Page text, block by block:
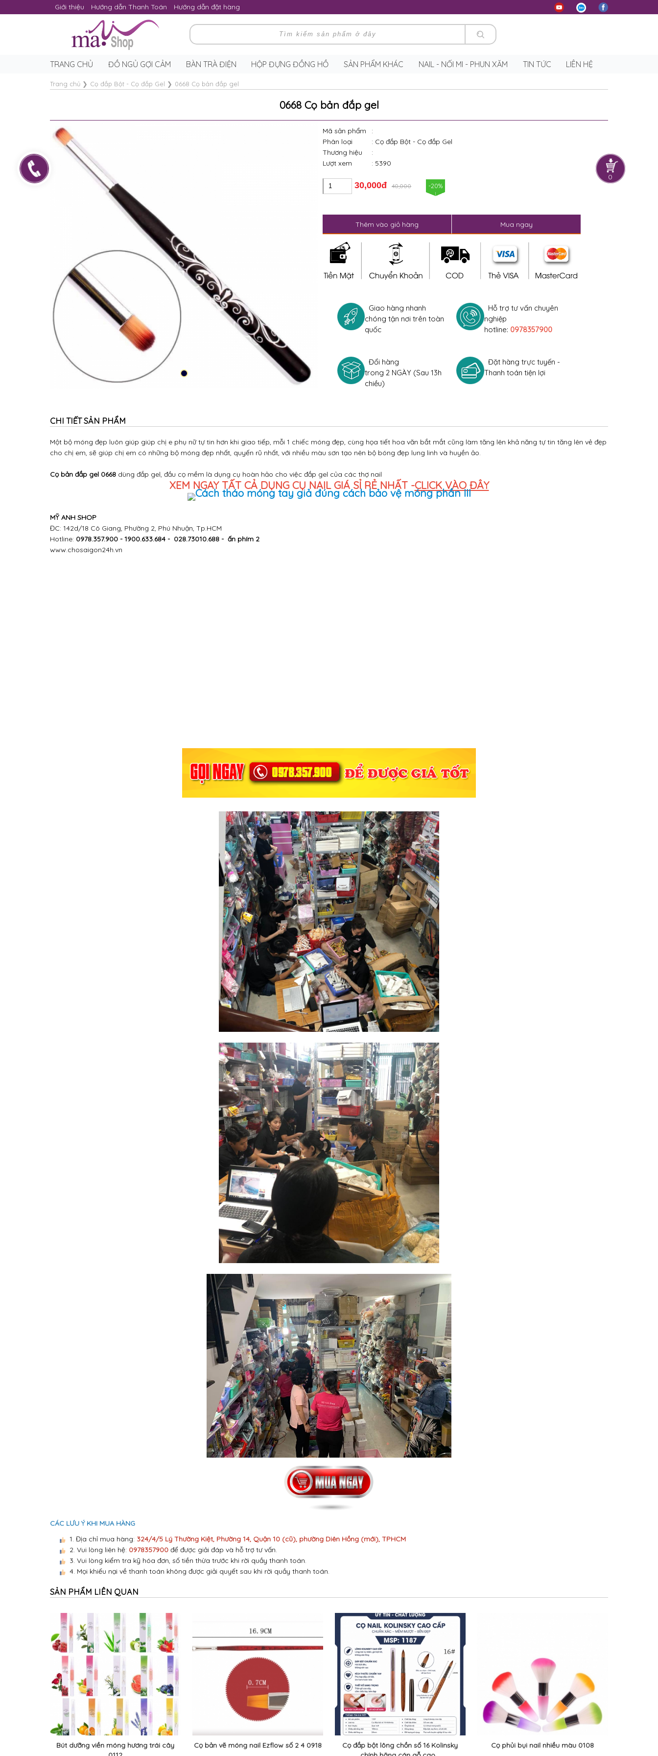
Giới thiệu Hướng dẫn Thanh Toán Hướng dẫn đặt hàng
0
TRANG CHỦ ĐỒ NGỦ GỢI CẢM BÀN TRÀ ĐIỆN HỘP ĐỰNG ĐỒNG HỒ SẢN PHẨM KHÁC NAIL - NỐI MI - PHUN XĂM TIN TỨC LIÊN HỆ
Trang chủ ❯ Cọ đắp Bột - Cọ đắp Gel ❯ 0668 Cọ bản đắp gel
0668 Cọ bản đắp gel
Mã sản phẩm
:
Phân loại
: Cọ đắp Bột - Cọ đắp Gel
Thương hiệu
:
Lượt xem
: 5390
30,000đ 40,000 -20%
Thêm vào giỏ hàng Mua ngay
Giao hàng nhanh
chóng tận nơi trên toàn
quốc
Hỗ trợ tư vấn chuyên
nghiệp
hotline: 0978357900
Đổi hàng
trong 2 NGÀY (Sau 13h
chiều)
Đặt hàng trực tuyến -
Thanh toán tiện lợi
CHI TIẾT SẢN PHẨM
Một bộ móng đẹp luôn giúp giúp chị e phụ nữ tự tin hơn khi giao tiếp, mỗi 1 chiếc móng đẹp, cùng họa tiết hoa văn bắt mắt cũng làm tăng lên khả năng tự tin tăng lên vẻ đẹp
cho chị em, sẽ giúp chị em có những bộ móng đẹp nhất, quyến rũ nhất, với nhiều màu sơn tạo nên bộ bóng đẹp lung linh và huyền ảo.
Cọ bản đắp gel 0668 dùng đắp gel, đầu cọ mềm là dụng cụ hoàn hảo cho việc đắp gel của các thợ nail
XEM NGAY TẤT CẢ DỤNG CỤ NAIL GIÁ SỈ RẺ NHẤT -CLICK VÀO ĐÂY
MỸ ANH SHOP
ĐC: 142d/18 Cô Giang, Phường 2, Phú Nhuận, Tp.HCM
Hotline: 0978.357.900 - 1900.633.684 - 028.73010.688 - ấn phím 2
www.chosaigon24h.vn
CÁC LƯU Ý KHI MUA HÀNG
1. Địa chỉ mua hàng: 324/4/5 Lý Thường Kiệt, Phường 14, Quận 10 (cũ), phường Diên Hồng (mới), TPHCM
2. Vui lòng liên hệ: 0978357900 để được giải đáp và hỗ trợ tư vấn.
3. Vui lòng kiểm tra kỹ hóa đơn, số tiền thừa trước khi rời quầy thanh toán.
4. Mọi khiếu nại về thanh toán không được giải quyết sau khi rời quầy thanh toán.
SẢN PHẨM LIÊN QUAN
Bút dưỡng viền móng hương trái cây
Cọ bản vẽ móng nail Ezflow số 2 4 0918
Cọ đắp bột lông chồn số 16 Kolinsky
Cọ phủi bụi nail nhiều màu 0108